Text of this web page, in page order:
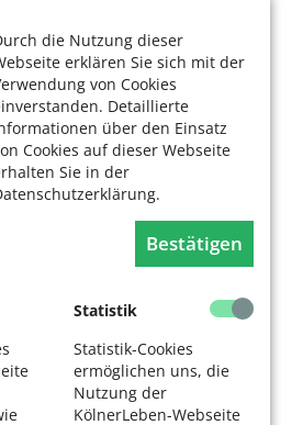
die Nutzung dieser
erklären Sie sich mit der
von Cookies
Detaillierte
über den Einsatz
Cookies auf dieser Webseite
Sie in der
Bestätigen
Statistik
Statistik-Cookies
ermöglichen uns, die
Nutzung der
KölnerLeben-Webseite